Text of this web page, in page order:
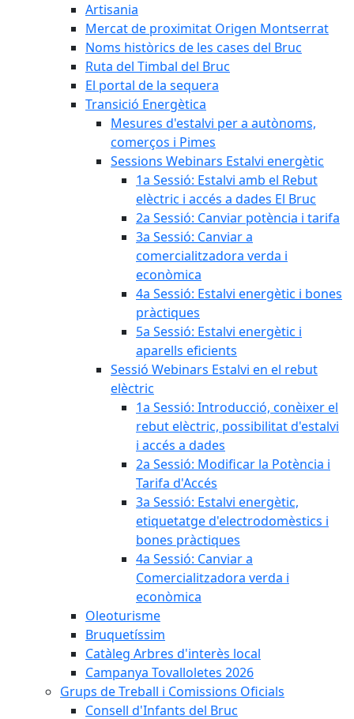
Artisania
Mercat de proximitat Origen Montserrat
Noms històrics de les cases del Bruc
Ruta del Timbal del Bruc
El portal de la sequera
Transició Energètica
Mesures d'estalvi per a autònoms,
comerços i Pimes
Sessions Webinars Estalvi energètic
1a Sessió: Estalvi amb el Rebut
elèctric i accés a dades El Bruc
2a Sessió: Canviar potència i tarifa
3a Sessió: Canviar a
comercialitzadora verda i
econòmica
4a Sessió: Estalvi energètic i bones
pràctiques
5a Sessió: Estalvi energètic i
aparells eficients
Sessió Webinars Estalvi en el rebut
elèctric
1a Sessió: Introducció, conèixer el
rebut elèctric, possibilitat d'estalvi
i accés a dades
2a Sessió: Modificar la Potència i
Tarifa d'Accés
3a Sessió: Estalvi energètic,
etiquetatge d'electrodomèstics i
bones pràctiques
4a Sessió: Canviar a
Comercialitzadora verda i
econòmica
Oleoturisme
Bruquetíssim
Catàleg Arbres d'interès local
Campanya Tovalloletes 2026
Grups de Treball i Comissions Oficials
Consell d'Infants del Bruc